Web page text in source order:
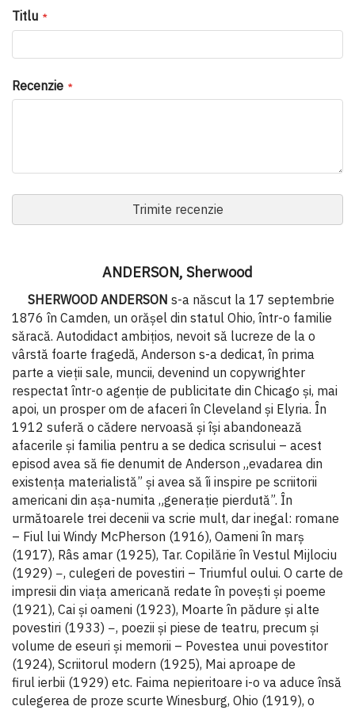
Titlu
Recenzie
Trimite recenzie
ANDERSON, Sherwood
SHERWOOD ANDERSON s-a născut la 17 septembrie
1876 în Camden, un orășel din statul Ohio, într-o familie
săracă. Autodidact ambițios, nevoit să lucreze de la o
vârstă foarte fragedă, Anderson s-a dedicat, în prima
parte a vieții sale, muncii, devenind un copywrighter
respectat într-o agenție de publicitate din Chicago și, mai
apoi, un prosper om de afaceri în Cleveland și Elyria. În
1912 suferă o cădere nervoasă și își abandonează
afacerile și familia pentru a se dedica scrisului – acest
episod avea să fie denumit de Anderson „evadarea din
existența materialistă” și avea să îi inspire pe scriitorii
americani din așa-numita „generație pierdută”. În
următoarele trei decenii va scrie mult, dar inegal: romane
– Fiul lui Windy McPherson (1916), Oameni în marș
(1917), Râs amar (1925), Tar. Copilărie în Vestul Mijlociu
(1929) −, culegeri de povestiri – Triumful oului. O carte de
impresii din viața americană redate în povești și poeme
(1921), Cai și oameni (1923), Moarte în pădure și alte
povestiri (1933) −, poezii și piese de teatru, precum și
volume de eseuri și memorii – Povestea unui povestitor
(1924), Scriitorul modern (1925), Mai aproape de
firul ierbii (1929) etc. Faima nepieritoare i-o va aduce însă
culegerea de proze scurte Winesburg, Ohio (1919), o